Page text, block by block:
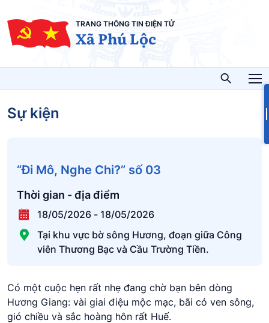
TRANG THÔNG TIN ĐIỆN TỬ
Xã Phú Lộc
Sự kiện
“Đi Mô, Nghe Chi?” số 03
Thời gian - địa điểm
18/05/2026 - 18/05/2026
Tại khu vực bờ sông Hương, đoạn giữa Công
viên Thương Bạc và Cầu Trường Tiền.
Có một cuộc hẹn rất nhẹ đang chờ bạn bên dòng
Hương Giang: vài giai điệu mộc mạc, bãi cỏ ven sông,
gió chiều và sắc hoàng hôn rất Huế.